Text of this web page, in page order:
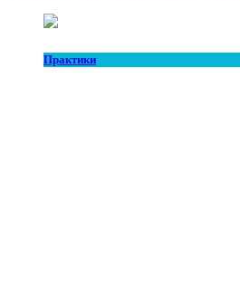
Практики